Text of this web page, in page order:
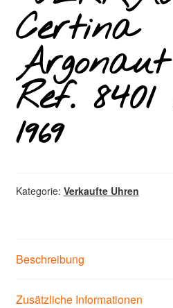
Certina
Ref.
1969
Kategorie: Verkaufte Uhren
Beschreibung
Zusätzliche Informationen